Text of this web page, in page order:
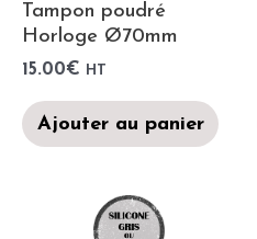
Tampon poudré
Horloge Ø70mm
15.00€ HT
Ajouter au panier